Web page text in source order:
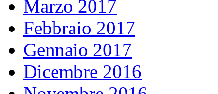
Marzo 2017
Febbraio 2017
Gennaio 2017
Dicembre 2016